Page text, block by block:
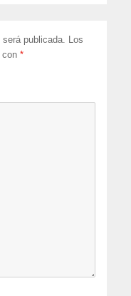
publicada. Los
con*